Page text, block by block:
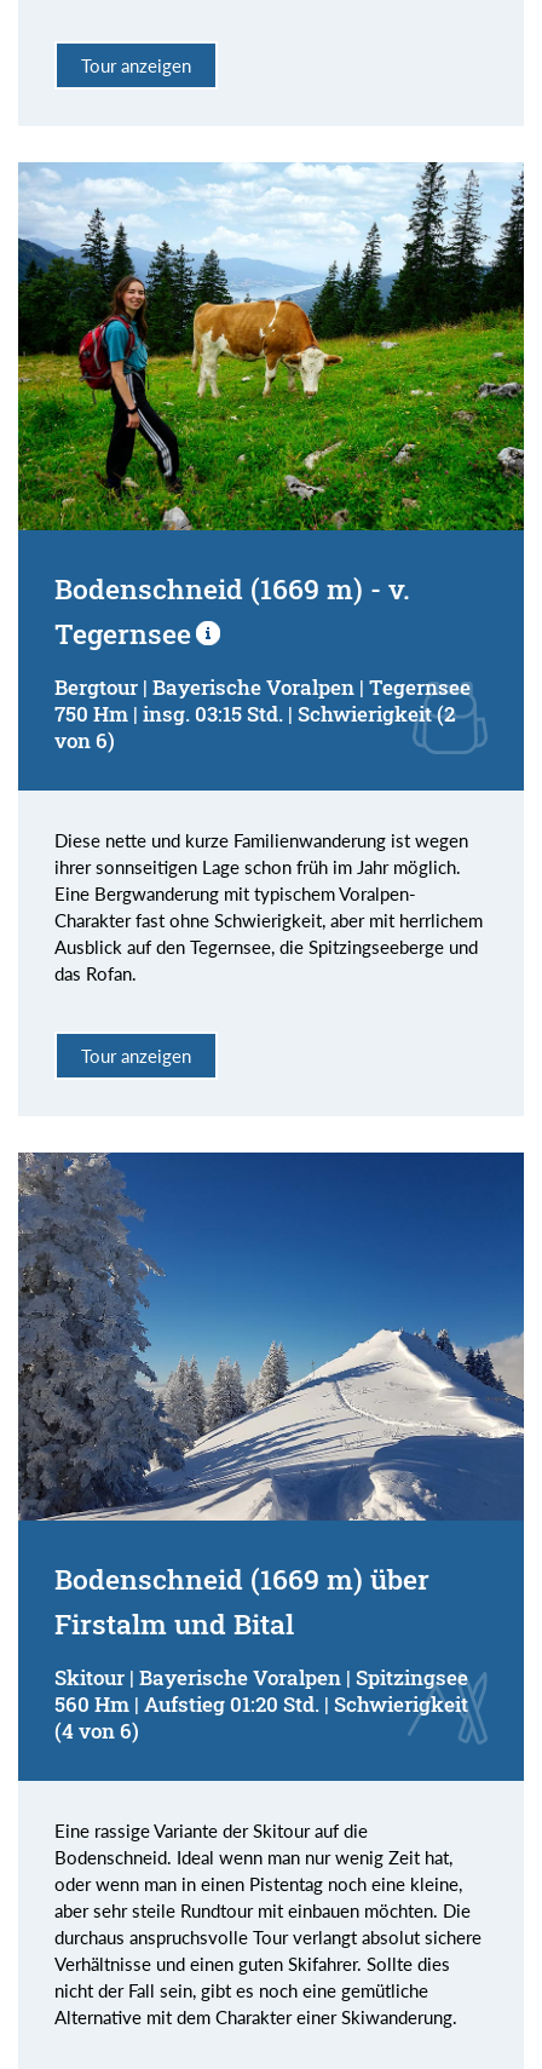
Tour anzeigen
Bodenschneid (1669 m) - v.
Tegernsee
Bergtour | Bayerische Voralpen | Tegernsee
750 Hm | insg. 03:15 Std. | Schwierigkeit (2
von 6)
Diese nette und kurze Familienwanderung ist wegen
ihrer sonnseitigen Lage schon früh im Jahr möglich.
Eine Bergwanderung mit typischem Voralpen-
Charakter fast ohne Schwierigkeit, aber mit herrlichem
Ausblick auf den Tegernsee, die Spitzingseeberge und
das Rofan.
Tour anzeigen
Bodenschneid (1669 m) über
Firstalm und Bital
Skitour | Bayerische Voralpen | Spitzingsee
560 Hm | Aufstieg 01:20 Std. | Schwierigkeit
(4 von 6)
Eine rassige Variante der Skitour auf die
Bodenschneid. Ideal wenn man nur wenig Zeit hat,
oder wenn man in einen Pistentag noch eine kleine,
aber sehr steile Rundtour mit einbauen möchten. Die
durchaus anspruchsvolle Tour verlangt absolut sichere
Verhältnisse und einen guten Skifahrer. Sollte dies
nicht der Fall sein, gibt es noch eine gemütliche
Alternative mit dem Charakter einer Skiwanderung.